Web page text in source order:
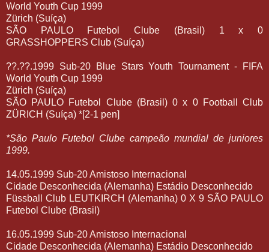
World Youth Cup 1999
Zürich (Suíça)
SÃO PAULO Futebol Clube (Brasil) 1 x 0
GRASSHOPPERS Club (Suíça)
??.??.1999 Sub-20 Blue Stars Youth Tournament - FIFA
World Youth Cup 1999
Zürich (Suíça)
SÃO PAULO Futebol Clube (Brasil) 0 x 0 Football Club
ZÜRICH (Suíça) *[2-1 pen]
*São Paulo Futebol Clube campeão mundial de juniores
1999.
14.05.1999 Sub-20 Amistoso Internacional
Cidade Desconhecida (Alemanha) Estádio Desconhecido
Füssball Club LEUTKIRCH (Alemanha) 0 X 9 SÃO PAULO
Futebol Clube (Brasil)
16.05.1999 Sub-20 Amistoso Internacional
Cidade Desconhecida (Alemanha) Estádio Desconhecido